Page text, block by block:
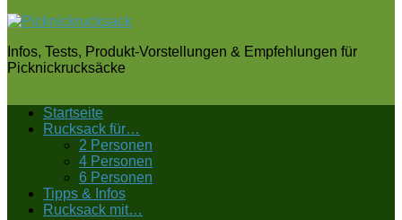
Infos, Tests, Produkt-Vorstellungen & Empfehlungen für
Picknickrucksäcke
Startseite
Rucksack für…
2 Personen
4 Personen
6 Personen
Tipps & Infos
Rucksack mit…